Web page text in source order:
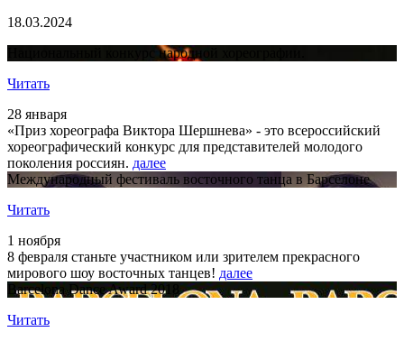
18.03.2024
Национальный конкурс народной хореографии.
Читать
28 января
«Приз хореографа Виктора Шершнева» - это всероссийский
хореографический конкурс для представителей молодого
поколения россиян. далее
Международный фестиваль восточного танца в Барселоне
Читать
1 ноября
8 февраля станьте участником или зрителем прекрасного
мирового шоу восточных танцев! далее
Barcelona Dance Award 2018
Читать